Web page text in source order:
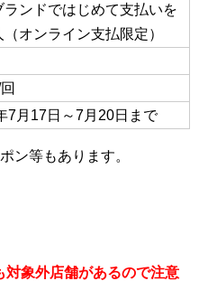
ランドではじめて支払いを
オンライン支払限定）
7月17日～7月20日まで
ン等もあります。
象外店舗があるので注意